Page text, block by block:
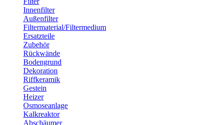
Innenfilter
Außenfilter
Filtermaterial/Filtermedium
Ersatzteile
Zubehör
Rückwände
Bodengrund
Dekoration
Riffkeramik
Gestein
Heizer
Osmoseanlage
Kalkreaktor
Abschäumer